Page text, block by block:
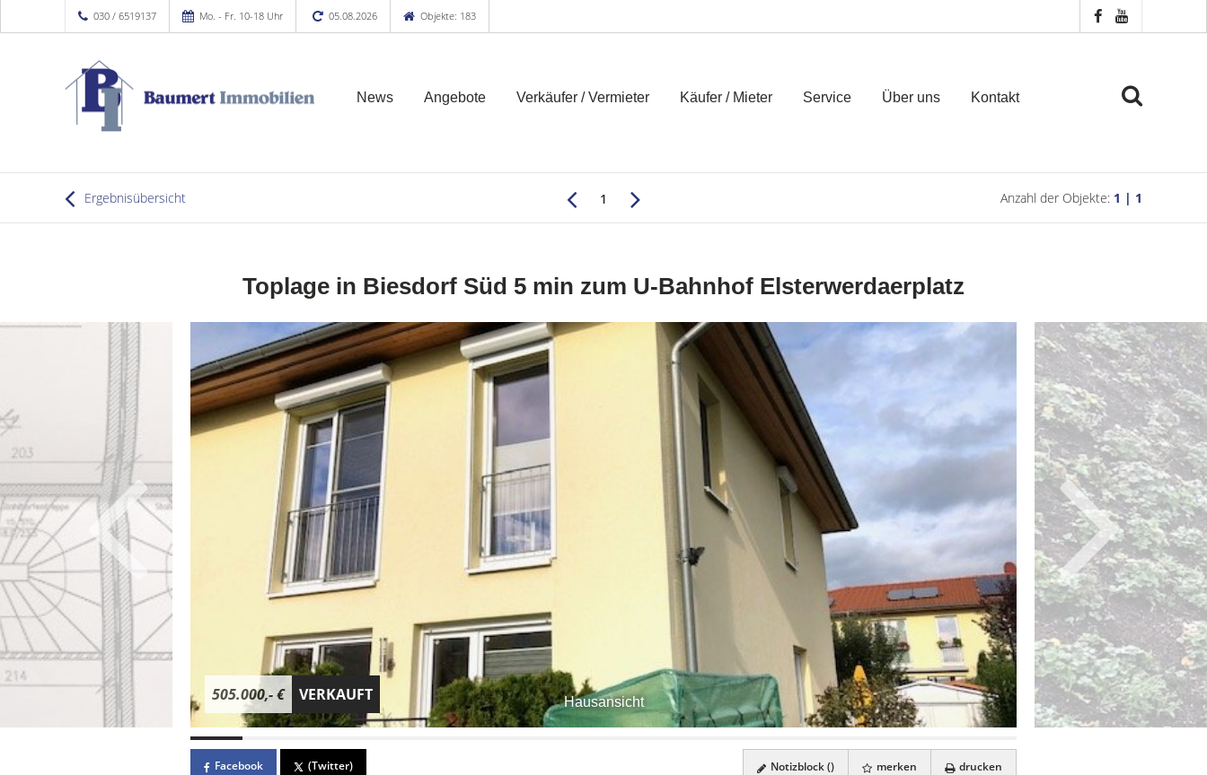
030 / 6519137 Mo. - Fr. 10-18 Uhr 05.08.2026 Objekte: 183
News Angebote Verkäufer / Vermieter Käufer / Mieter Service Über uns Kontakt
Ergebnisübersicht 1 Anzahl der Objekte: 1 | 1
Toplage in Biesdorf Süd 5 min zum U-Bahnhof Elsterwerdaerplatz
Hausansicht
505.000,- € VERKAUFT
Facebook (Twitter) Notizblock () merken drucken